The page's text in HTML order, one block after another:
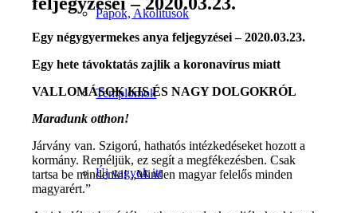
Papok, Akolitusok
Templomok
Új vagyok itt
Egy négygyermekes anya feljegyzései – 2020.03.23.
Egy hete távoktatás zajlik a koronavírus miatt
VALLOMÁSOK KIS ÉS NAGY DOLGOKRÓL
Maradunk otthon!
Járvány van. Szigorú, hathatós intézkedéseket hozott a
kormány. Reméljük, ez segít a megfékezésben. Csak
tartsa be mindenki! „Minden magyar felelős minden
magyarért.”